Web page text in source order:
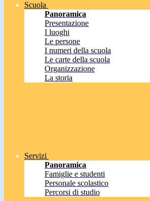
Scuola
Panoramica
Presentazione
I luoghi
Le persone
I numeri della scuola
Le carte della scuola
Organizzazione
La storia
Servizi
Panoramica
Famiglie e studenti
Personale scolastico
Percorsi di studio